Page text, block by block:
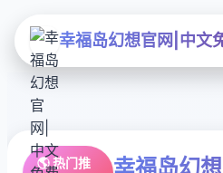
幸福岛幻想官网|中文
🌎 热门推
幸福岛幻